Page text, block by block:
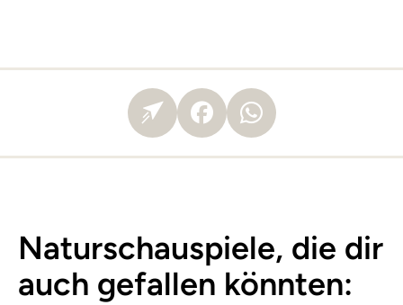
Naturschauspiele, die dir
auch gefallen könnten: